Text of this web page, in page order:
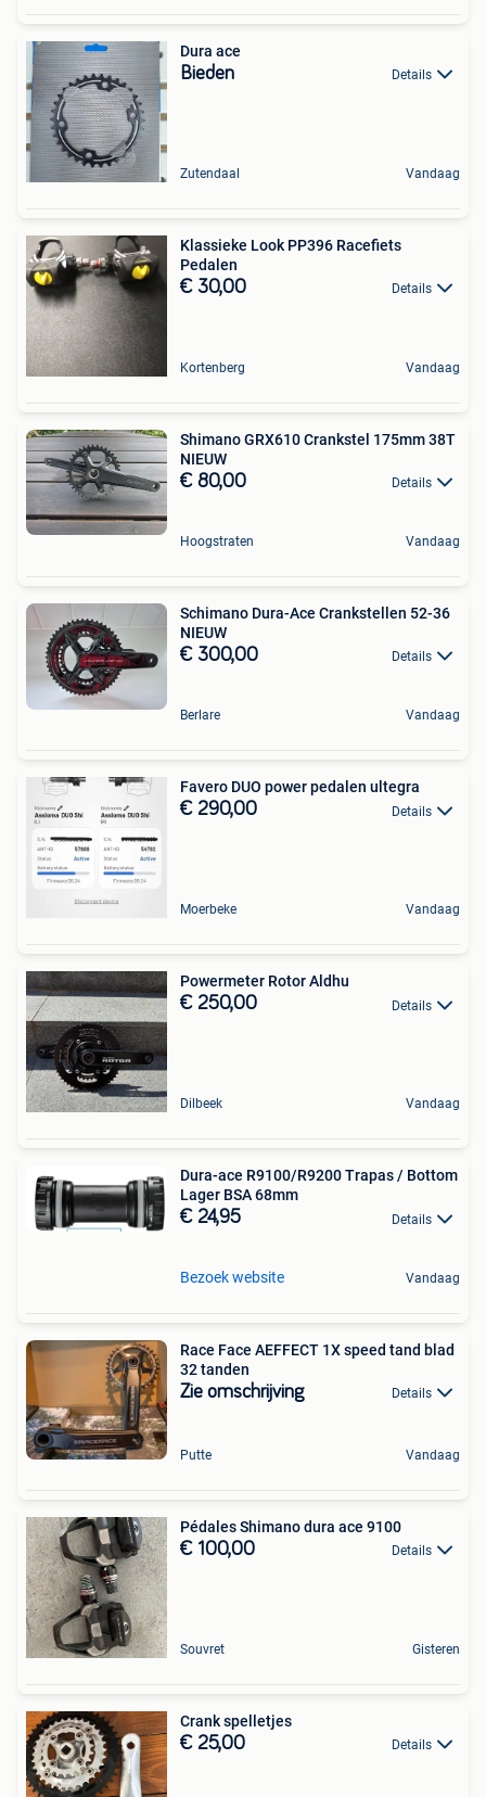
Dura ace
Bieden Details
Zutendaal Vandaag
Klassieke Look PP396 Racefiets
Pedalen
€ 30,00 Details
Kortenberg Vandaag
Shimano GRX610 Crankstel 175mm 38T
NIEUW
€ 80,00 Details
Hoogstraten Vandaag
Schimano Dura-Ace Crankstellen 52-36
NIEUW
€ 300,00 Details
Berlare Vandaag
Favero DUO power pedalen ultegra
€ 290,00 Details
Moerbeke Vandaag
Powermeter Rotor Aldhu
€ 250,00 Details
Dilbeek Vandaag
Dura-ace R9100/R9200 Trapas / Bottom
Lager BSA 68mm
€ 24,95 Details
Bezoek website Vandaag
Race Face AEFFECT 1X speed tand blad
32 tanden
Zie omschrijving Details
Putte Vandaag
Pédales Shimano dura ace 9100
€ 100,00 Details
Souvret Gisteren
Crank spelletjes
€ 25,00 Details